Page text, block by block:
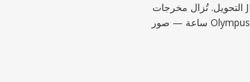
التحويل. تُزال مخرجات JFIF خلال 24